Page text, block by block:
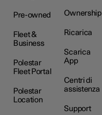
Pre-owned
Fleet &
Business
Polestar
Fleet Portal
Polestar
Location
Ownership
Ricarica
Scarica
App
Centri di
assistenza
Support